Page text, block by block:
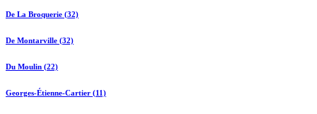
De La Broquerie (32)
De Montarville (32)
Du Moulin (22)
Georges-Étienne-Cartier (11)